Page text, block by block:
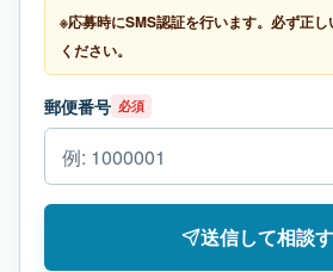
※応募時にSMS認証を行います。必ず正
ください。
郵便番号 必須
送信して相談